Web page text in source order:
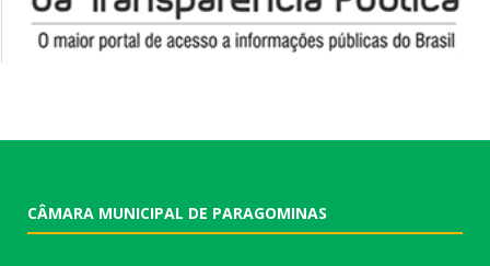
CÂMARA MUNICIPAL DE PARAGOMINAS